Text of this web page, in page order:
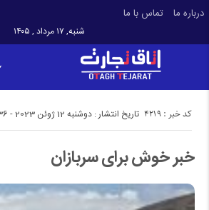
درباره ما تماس با ما
شنبه, ۱۷ مرداد , ۱۴۰۵
تاریخ انتشار : دوشنبه 12 ژوئن 2023 - 7:36 کد خبر : 4219
خبر خوش برای سربازان